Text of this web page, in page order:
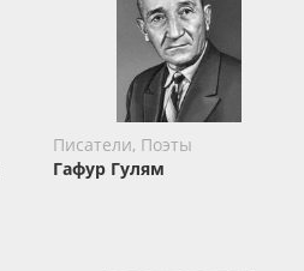
Писатели, Поэты
Гафур Гулям